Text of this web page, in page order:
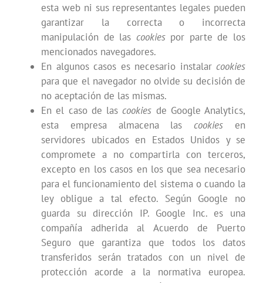
esta web ni sus representantes legales pueden
garantizar la correcta o incorrecta
manipulación de las cookiespor parte de los
mencionados navegadores.
En algunos casos es necesario instalar cookies
para que el navegador no olvide su decisión de
no aceptación de las mismas.
En el caso de las cookies de Google Analytics,
esta empresa almacena las cookies en
servidores ubicados en Estados Unidos y se
compromete a no compartirla con terceros,
excepto en los casos en los que sea necesario
para el funcionamiento del sistema o cuando la
ley obligue a tal efecto. Según Google no
guarda su dirección IP. Google Inc. es una
compañía adherida al Acuerdo de Puerto
Seguro que garantiza que todos los datos
transferidos serán tratados con un nivel de
protección acorde a la normativa europea.